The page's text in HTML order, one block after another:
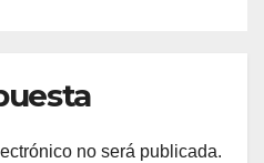
no será publicada.